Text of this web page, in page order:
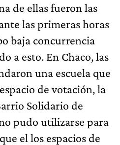
de ellas fueron las
las primeras horas
baja concurrencia
a esto. En Chaco, las
una escuela que
de votación, la
Solidario de
pudo utilizarse para
el los espacios de